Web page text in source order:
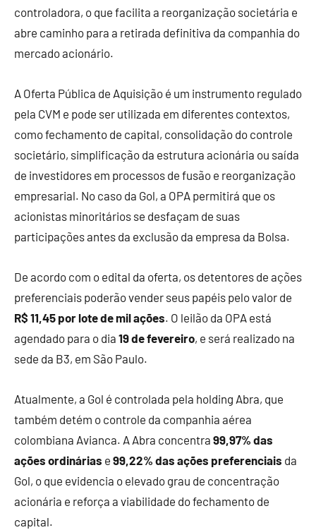
controladora, o que facilita a reorganização societária e
abre caminho para a retirada definitiva da companhia do
mercado acionário.
A Oferta Pública de Aquisição é um instrumento regulado
pela CVM e pode ser utilizada em diferentes contextos,
como fechamento de capital, consolidação do controle
societário, simplificação da estrutura acionária ou saída
de investidores em processos de fusão e reorganização
empresarial. No caso da Gol, a OPA permitirá que os
acionistas minoritários se desfaçam de suas
participações antes da exclusão da empresa da Bolsa.
De acordo com o edital da oferta, os detentores de ações
preferenciais poderão vender seus papéis pelo valor de
R$ 11,45 por lote de mil ações. O leilão da OPA está
agendado para o dia 19 de fevereiro, e será realizado na
sede da B3, em São Paulo.
Atualmente, a Gol é controlada pela holding Abra, que
também detém o controle da companhia aérea
colombiana Avianca. A Abra concentra 99,97% das
ações ordinárias e 99,22% das ações preferenciais da
Gol, o que evidencia o elevado grau de concentração
acionária e reforça a viabilidade do fechamento de
capital.